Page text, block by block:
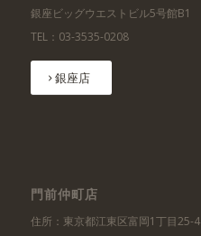
銀座ビッグウエストビル5号館B1
TEL：03-3535-0208
銀座店
門前仲町店
住所：東京都江東区富岡1丁目25-4